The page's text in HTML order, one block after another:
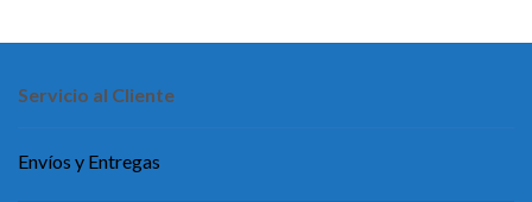
Servicio al Cliente
Envíos y Entregas